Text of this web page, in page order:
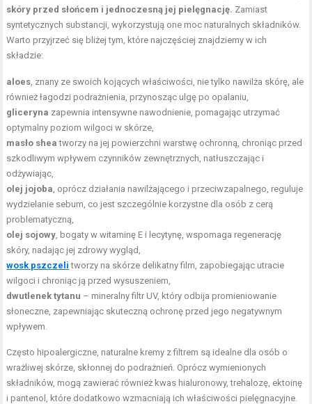
skóry przed słońcem i jednoczesną jej pielęgnację. Zamiast
syntetycznych substancji, wykorzystują one moc naturalnych składników.
Warto przyjrzeć się bliżej tym, które najczęściej znajdziemy w ich
składzie:
aloes , znany ze swoich kojących właściwości, nie tylko nawilża skórę, ale
również łagodzi podrażnienia, przynosząc ulgę po opalaniu,
gliceryna zapewnia intensywne nawodnienie, pomagając utrzymać
optymalny poziom wilgoci w skórze,
masło shea tworzy na jej powierzchni warstwę ochronną, chroniąc przed
szkodliwym wpływem czynników zewnętrznych, natłuszczając i
odżywiając,
olej jojoba , oprócz działania nawilżającego i przeciwzapalnego, reguluje
wydzielanie sebum, co jest szczególnie korzystne dla osób z cerą
problematyczną,
olej sojowy , bogaty w witaminę E i lecytynę, wspomaga regenerację
skóry, nadając jej zdrowy wygląd,
wosk pszczeli tworzy na skórze delikatny film, zapobiegając utracie
wilgoci i chroniąc ją przed wysuszeniem,
dwutlenek tytanu – mineralny filtr UV, który odbija promieniowanie
słoneczne, zapewniając skuteczną ochronę przed jego negatywnym
wpływem.
Często hipoalergiczne, naturalne kremy z filtrem są idealne dla osób o
wrażliwej skórze, skłonnej do podrażnień. Oprócz wymienionych
składników, mogą zawierać również kwas hialuronowy, trehalozę, ektoinę
i pantenol, które dodatkowo wzmacniają ich właściwości pielęgnacyjne.